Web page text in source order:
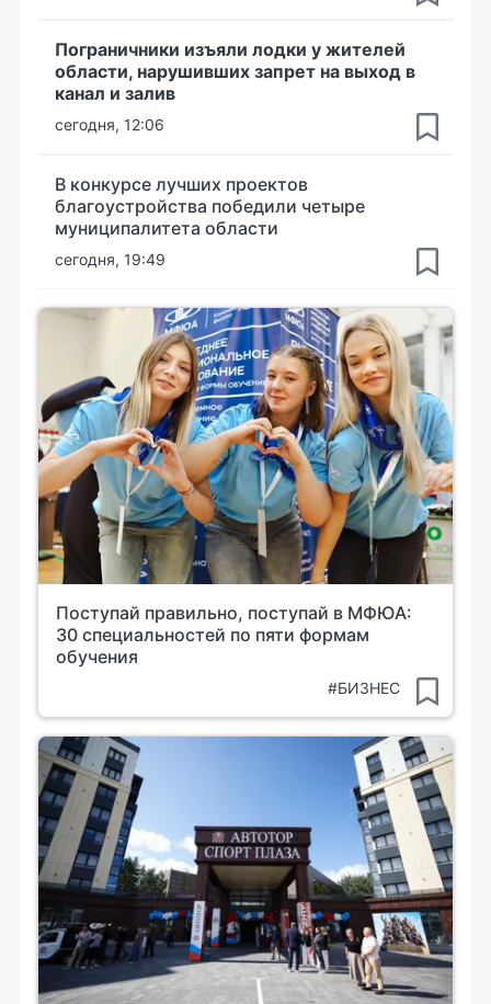
Пограничники изъяли лодки у жителей
области, нарушивших запрет на выход в
канал и залив
сегодня, 12:06
В конкурсе лучших проектов
благоустройства победили четыре
муниципалитета области
сегодня, 19:49
Поступай правильно, поступай в МФЮА:
30 специальностей по пяти формам
обучения
#БИЗНЕС